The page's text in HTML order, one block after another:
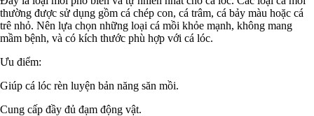
thường được sử dụng gồm cá chép con, cá trâm, cá bảy màu hoặc cá
trê nhỏ. Nên lựa chọn những loại cá mồi khỏe mạnh, không mang
mầm bệnh, và có kích thước phù hợp với cá lóc.
Ưu điểm:
Giúp cá lóc rèn luyện bản năng săn mồi.
Cung cấp đầy đủ đạm động vật.